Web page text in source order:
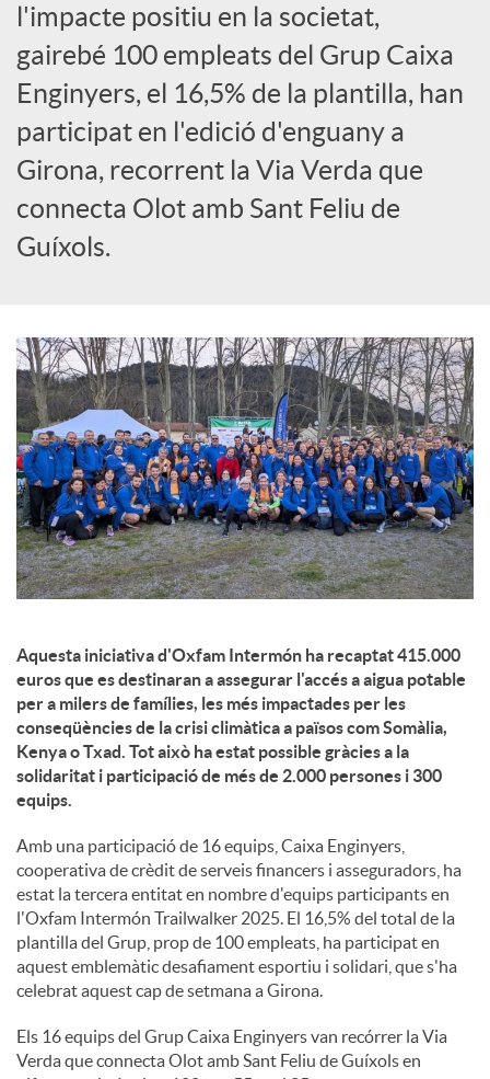
o
r
d
e
o
n
t
i
n
g
u
t
s
l'impacte positiu en la societat,
gairebé 100 empleats del Grup Caixa
Enginyers, el 16,5% de la plantilla, han
participat en l'edició d'enguany a
Girona, recorrent la Via Verda que
connecta Olot amb Sant Feliu de
Guíxols.
Aquesta iniciativa d'Oxfam Intermón ha recaptat 415.000
euros que es destinaran a assegurar l'accés a aigua potable
per a milers de famílies, les més impactades per les
conseqüències de la crisi climàtica a països com Somàlia,
Kenya o Txad. Tot això ha estat possible gràcies a la
solidaritat i participació de més de 2.000 persones i 300
equips.
Amb una participació de 16 equips, Caixa Enginyers,
cooperativa de crèdit de serveis financers i asseguradors, ha
estat la tercera entitat en nombre d'equips participants en
l'Oxfam Intermón Trailwalker 2025. El 16,5% del total de la
plantilla del Grup, prop de 100 empleats, ha participat en
aquest emblemàtic desafiament esportiu i solidari, que s'ha
celebrat aquest cap de setmana a Girona.
Els 16 equips del Grup Caixa Enginyers van recórrer la Via
Verda que connecta Olot amb Sant Feliu de Guíxols en